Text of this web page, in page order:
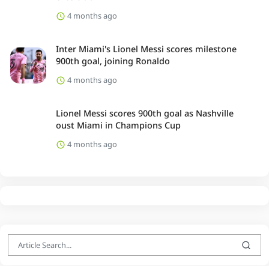
4 months ago
Inter Miami's Lionel Messi scores milestone
900th goal, joining Ronaldo
4 months ago
Lionel Messi scores 900th goal as Nashville
oust Miami in Champions Cup
4 months ago